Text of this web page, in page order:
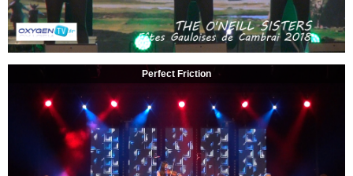
Perfect Friction